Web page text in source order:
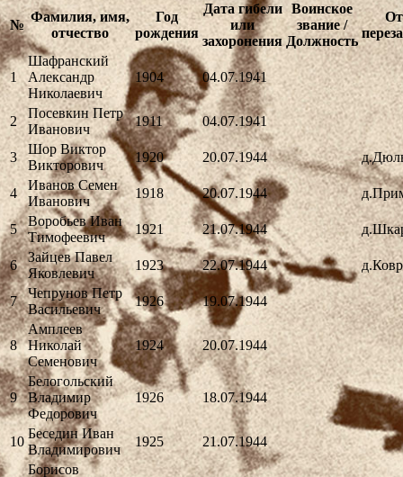
№
Фамилия, имя,
отчество
Год
рождения
Дата гибели
или
захоронения
Воинское
звание /
Должность
1
Шафранский
Александр
Николаевич
1904 04.07.1941
2
Посевкин Петр
Иванович
1911 04.07.1941
3
Шор Виктор
Викторович
1920 20.07.1944
4
Иванов Семен
Иванович
1918 20.07.1944
5
Воробьев Иван
Тимофеевич
1921 21.07.1944
6
Зайцев Павел
Яковлевич
1923 22.07.1944
7
Чепрунов Петр
Васильевич
1926 19.07.1944
8
Амплеев
Николай
Семенович
1924 20.07.1944
9
Белогольский
Владимир
Федорович
1926 18.07.1944
10
Беседин Иван
Владимирович
1925
21.07.1944
Борисов